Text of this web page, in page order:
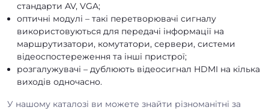
стандарти AV, VGA;
оптичні модулі – такі перетворювачі сигналу
використовуються для передачі інформації на
маршрутизатори, комутатори, сервери, системи
відеоспостереження та інші пристрої;
розгалужувачі – дублюють відеосигнал HDMI на кілька
виходів одночасно.
У нашому каталозі ви можете знайти різноманітні за